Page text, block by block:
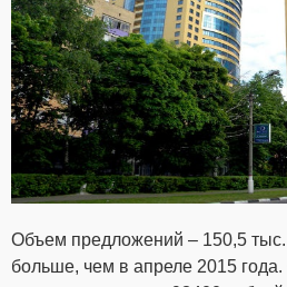
Объем предложений – 150,5 тыс.
больше, чем в апреле 2015